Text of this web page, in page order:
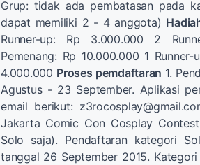
Grup: tidak ada pembatasan pada
dapat memiliki 2 - 4 anggota)
Runner-up: Rp 3.000.000 2
Pemenang: Rp 10.000.000 1
4.000.000 Proses pemdaftaran 1.
Agustus - 23 September. Aplikasi
email berikut:
Jakarta Comic Con Cosplay
Solo saja). Pendaftaran kategori
tanggal 26 September 2015.